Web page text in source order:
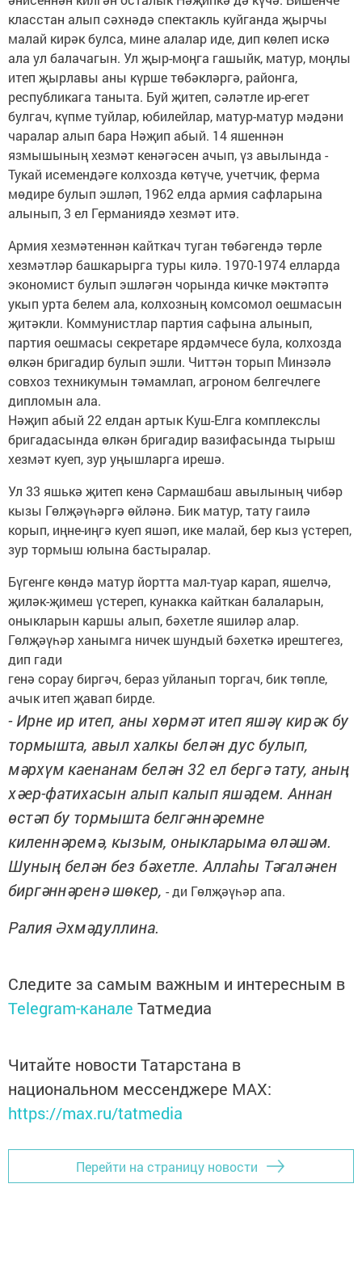
класстан алып сәхнәдә спектакль куйганда җырчы
малай кирәк булса, мине алалар иде, дип көлеп искә
ала ул балачагын. Ул җыр-моңга гашыйк, матур, моңлы
итеп җырлавы аны күрше төбәкләргә, районга,
республикага таныта. Буй җитеп, сәләтле ир-егет
булгач, күпме туйлар, юбилейлар, матур-матур мәдәни
чаралар алып бара Нәҗип абый. 14 яшеннән
язмышының хезмәт кенәгәсен ачып, үз авылында -
Тукай исемендәге колхозда көтүче, учетчик, ферма
мөдире булып эшләп, 1962 елда армия сафларына
алынып, 3 ел Германиядә хезмәт итә.
Армия хезмәтеннән кайткач туган төбәгендә төрле
хезмәтләр башкарырга туры килә. 1970-1974 елларда
экономист булып эшләгән чорында кичке мәктәптә
укып урта белем ала, колхозның комсомол оешмасын
җитәкли. Коммунистлар партия сафына алынып,
партия оешмасы секретаре ярдәмчесе була, колхозда
өлкән бригадир булып эшли. Читтән торып Минзәлә
совхоз техникумын тәмамлап, агроном белгечлеге
дипломын ала.
Нәҗип абый 22 елдан артык Куш-Елга комплекслы
бригадасында өлкән бригадир вазифасында тырыш
хезмәт куеп, зур уңышларга ирешә.
Ул 33 яшькә җитеп кенә Сармашбаш авылының чибәр
кызы Гөлҗәүһәргә өйләнә. Бик матур, тату гаилә
корып, иңне-иңгә куеп яшәп, ике малай, бер кыз үстереп,
зур тормыш юлына бастыралар.
Бүгенге көндә матур йортта мал-туар карап, яшелчә,
җиләк-җимеш үстереп, кунакка кайткан балаларын,
оныкларын каршы алып, бәхетле яшиләр алар.
Гөлҗәүһәр ханымга ничек шундый бәхеткә ирештегез,
дип гади
генә сорау биргәч, бераз уйланып торгач, бик төпле,
ачык итеп җавап бирде.
- Ирне ир итеп, аны хөрмәт итеп яшәү кирәк бу
тормышта, авыл халкы белән дус булып,
мәрхүм каенанам белән 32 ел бергә тату, аның
хәер-фатихасын алып калып яшәдем. Аннан
өстәп бу тормышта белгәннәремне
киленнәремә, кызым, оныкларыма өләшәм.
Шуның белән без бәхетле. Аллаһы Тәгаләнен
биргәннәренә шөкер, - ди Гөлҗәүһәр апа.
Ралия Әхмәдуллина.
Следите за самым важным и интересным в
Telegram-канале Татмедиа
Читайте новости Татарстана в
национальном мессенджере MАХ:
https://max.ru/tatmedia
Перейти на страницу новости